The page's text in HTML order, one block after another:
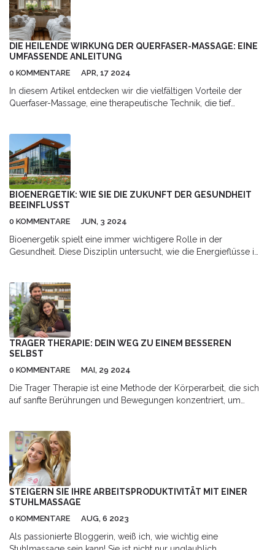
DIE HEILENDE WIRKUNG DER QUERFASER-MASSAGE: EINE
UMFASSENDE ANLEITUNG
0 KOMMENTARE APR, 17 2024
In diesem Artikel entdecken wir die vielfältigen Vorteile der
Querfaser-Massage, eine therapeutische Technik, die tief
chronischer Schmerzen bis hin zur Förderung der Heilung von
Sportverletzungen, diese Methode bietet eine ganzheitliche
Herangehensweise an körperliches Wohlbefinden. Lesen Sie
weiter, um zu erfahren, wie diese Massagetechnik angewendet
wird und wie sie Ihnen helfen kann, ein gesünderes Leben zu
führen.
BIOENERGETIK: WIE SIE DIE ZUKUNFT DER GESUNDHEIT
BEEINFLUSST
0 KOMMENTARE JUN, 3 2024
Bioenergetik spielt eine immer wichtigere Rolle in der
Gesundheit. Diese Disziplin untersucht, wie die Energieflüsse im
Leistungsfähigkeit bietet sie vielseitige Ansätze. Die Forschung
auf diesem Gebiet bringt revolutionäre Methoden hervor, die
unser Verständnis von Gesundheit neu definieren.
TRAGER THERAPIE: DEIN WEG ZU EINEM BESSEREN
SELBST
0 KOMMENTARE MAI, 29 2024
Die Trager Therapie ist eine Methode der Körperarbeit, die sich
auf sanfte Berührungen und Bewegungen konzentriert, um
Vorteile sie bietet und gibt praktische Tipps, wie man sie in den
Alltag integrieren kann.
STEIGERN SIE IHRE ARBEITSPRODUKTIVITÄT MIT EINER
STUHLMASSAGE
0 KOMMENTARE AUG, 6 2023
Als passionierte Bloggerin, weiß ich, wie wichtig eine